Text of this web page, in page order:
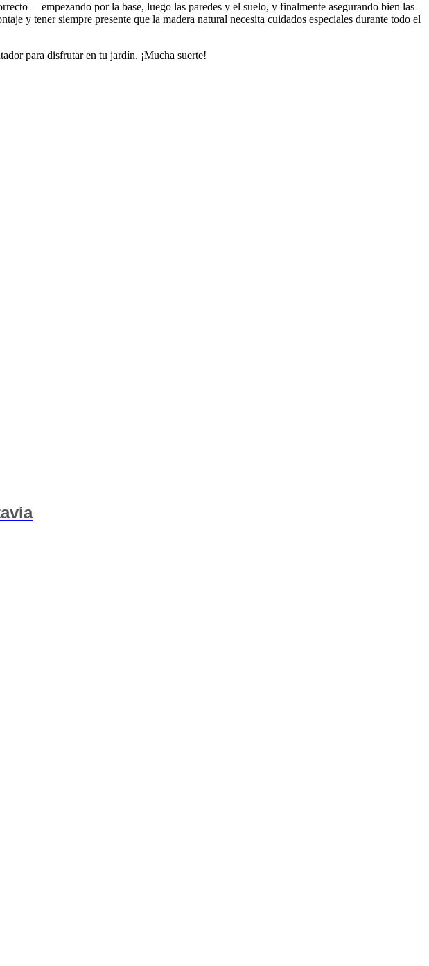
—empezando por la base, luego las paredes y el suelo, y finalmente asegurando bien las
y tener siempre presente que la madera natural necesita cuidados especiales durante todo el
para disfrutar en tu jardín. ¡Mucha suerte!